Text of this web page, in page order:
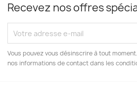
Recevez nos offres
Vous pouvez vous désinscrire à tout
nos informations de contact dans les